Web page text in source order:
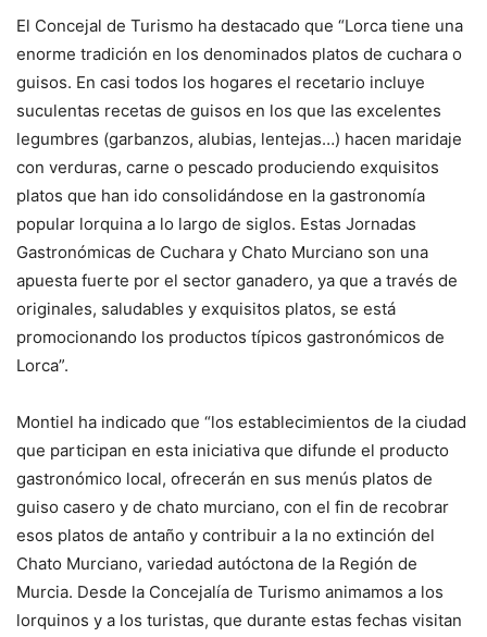
El Concejal de Turismo ha destacado que “Lorca tiene una
enorme tradición en los denominados platos de cuchara o
guisos. En casi todos los hogares el recetario incluye
suculentas recetas de guisos en los que las excelentes
legumbres (garbanzos, alubias, lentejas…) hacen maridaje
con verduras, carne o pescado produciendo exquisitos
platos que han ido consolidándose en la gastronomía
popular lorquina a lo largo de siglos. Estas Jornadas
Gastronómicas de Cuchara y Chato Murciano son una
apuesta fuerte por el sector ganadero, ya que a través de
originales, saludables y exquisitos platos, se está
promocionando los productos típicos gastronómicos de
Lorca”.
Montiel ha indicado que “los establecimientos de la ciudad
que participan en esta iniciativa que difunde el producto
gastronómico local, ofrecerán en sus menús platos de
guiso casero y de chato murciano, con el fin de recobrar
esos platos de antaño y contribuir a la no extinción del
Chato Murciano, variedad autóctona de la Región de
Murcia. Desde la Concejalía de Turismo animamos a los
lorquinos y a los turistas, que durante estas fechas visitan